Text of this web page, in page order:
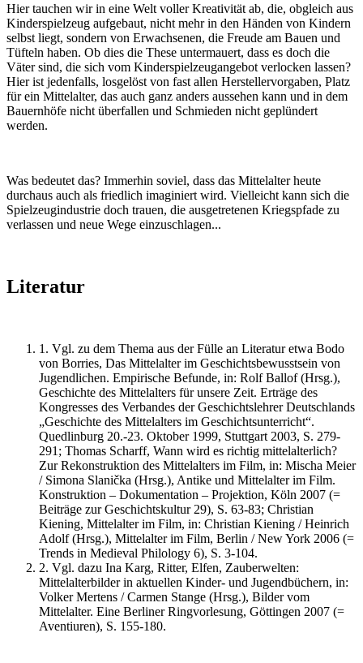
Hier tauchen wir in eine Welt voller Kreativität ab, die, obgleich aus
Kinderspielzeug aufgebaut, nicht mehr in den Händen von Kindern
selbst liegt, sondern von Erwachsenen, die Freude am Bauen und
Tüfteln haben. Ob dies die These untermauert, dass es doch die
Väter sind, die sich vom Kinderspielzeugangebot verlocken lassen?
Hier ist jedenfalls, losgelöst von fast allen Herstellervorgaben, Platz
für ein Mittelalter, das auch ganz anders aussehen kann und in dem
Bauernhöfe nicht überfallen und Schmieden nicht geplündert
werden.
Was bedeutet das? Immerhin soviel, dass das Mittelalter heute
durchaus auch als friedlich imaginiert wird. Vielleicht kann sich die
Spielzeugindustrie doch trauen, die ausgetretenen Kriegspfade zu
verlassen und neue Wege einzuschlagen...
Literatur
1. Vgl. zu dem Thema aus der Fülle an Literatur etwa Bodo
von Borries, Das Mittelalter im Geschichtsbewusstsein von
Jugendlichen. Empirische Befunde, in: Rolf Ballof (Hrsg.),
Geschichte des Mittelalters für unsere Zeit. Erträge des
Kongresses des Verbandes der Geschichtslehrer Deutschlands
„Geschichte des Mittelalters im Geschichtsunterricht“.
Quedlinburg 20.-23. Oktober 1999, Stuttgart 2003, S. 279-
291; Thomas Scharff, Wann wird es richtig mittelalterlich?
Zur Rekonstruktion des Mittelalters im Film, in: Mischa Meier
/ Simona Slanička (Hrsg.), Antike und Mittelalter im Film.
Konstruktion – Dokumentation – Projektion, Köln 2007 (=
Beiträge zur Geschichtskultur 29), S. 63-83; Christian
Kiening, Mittelalter im Film, in: Christian Kiening / Heinrich
Adolf (Hrsg.), Mittelalter im Film, Berlin / New York 2006 (=
Trends in Medieval Philology 6), S. 3-104.
2. Vgl. dazu Ina Karg, Ritter, Elfen, Zauberwelten:
Mittelalterbilder in aktuellen Kinder- und Jugendbüchern, in:
Volker Mertens / Carmen Stange (Hrsg.), Bilder vom
Mittelalter. Eine Berliner Ringvorlesung, Göttingen 2007 (=
Aventiuren), S. 155-180.